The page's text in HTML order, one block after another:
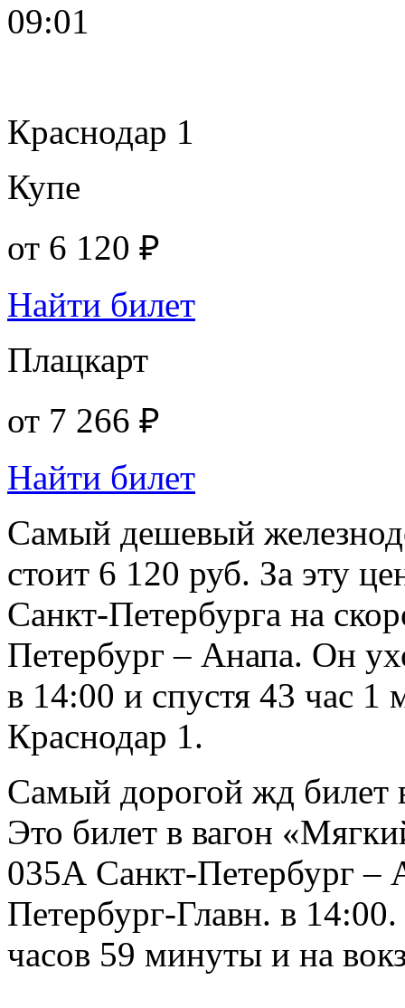
09:01
Краснодар 1
Купе
от 6 120 ₽
Найти билет
Плацкарт
от 7 266 ₽
Найти билет
Самый дешевый
стоит 6 120 руб. За эту
Санкт-Петербурга на
Петербург – Анапа. Он
в 14:00 и спустя 43 час 1
Краснодар 1.
Самый дорогой жд билет
Это билет в вагон
035А Санкт-Петербург –
Петербург-Главн. в
часов 59 минуты и на